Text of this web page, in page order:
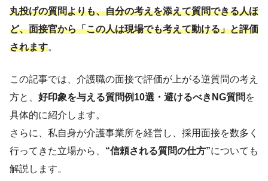
丸投げの質問よりも、自分の考えを添えて質問できる人ほ
ど、面接官から「この人は現場でも考えて動ける」と評価
されます。
この記事では、介護職の面接で評価が上がる逆質問の考え
方と、 好印象を与える質問例10選・避けるべきNG質問 を
具体的に紹介します。
さらに、私自身が介護事業所を経営し、採用面接を数多く
行ってきた立場から、 “信頼される質問の仕方”についても
解説します。